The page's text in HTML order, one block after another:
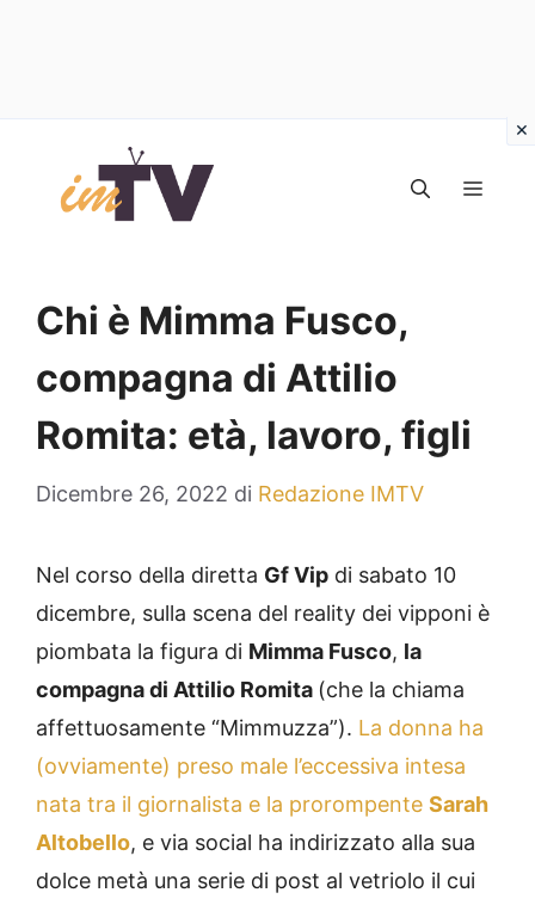
contenuto
Chi è Mimma Fusco,
compagna di Attilio
Romita: età, lavoro, figli
Dicembre 26, 2022 di Redazione IMTV
Nel corso della diretta Gf Vip di sabato 10
dicembre, sulla scena del reality dei vipponi è
piombata la figura di Mimma Fusco, la
compagna di Attilio Romita (che la chiama
affettuosamente “Mimmuzza”). La donna ha
(ovviamente) preso male l’eccessiva intesa
nata tra il giornalista e la prorompente Sarah
Altobello, e via social ha indirizzato alla sua
dolce metà una serie di post al vetriolo il cui